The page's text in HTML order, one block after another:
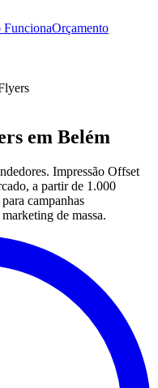
FuncionaOrçamento
em Belém
Impressão Offset
a partir de 1.000
campanhas
de massa.